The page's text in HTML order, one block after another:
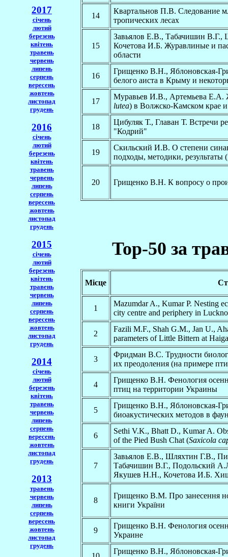
2017
січень
лютий
березень
квітень
травень
червень
липень
серпень
вересень
жовтень
листопад
грудень
2016
січень
лютий
березень
квітень
травень
червень
липень
серпень
вересень
жовтень
листопад
грудень
2015
січень
лютий
березень
квітень
травень
червень
липень
серпень
вересень
жовтень
листопад
грудень
2014
січень
лютий
березень
квітень
травень
червень
липень
серпень
вересень
жовтень
листопад
грудень
2013
травень
червень
липень
серпень
вересень
жовтень
листопад
грудень
14
Квартальнов П.В. Следование
тропических лесах
15
Завьялов Е.В., Табачишин
Кочетова И.Б. Журавлиные и
области
16
Грищенко В.Н., Яблоновская-
белого аиста в Крыму и
17
Муравьев И.В., Артемьева Е.А.
lutea) в Волжско-Камском крае
18
Цибуляк Т., Главан Т. Встречи
"Кодрий"
19
Скильский И.В. О степени
подходы, методики,
20 Грищенко В.Н. К вопросу о
Top-50 за
Місце
1
Mazumdar A., Kumar P. Nesting
city centre and periphery in
2
Fazili M.F., Shah G.M., Jan U.,
parameters of Little Bittern at
3
Фридман В.С. Трудности
их преодоления (на примере
4
Грищенко В.Н. Фенология
птиц на территории Украины
5
Грищенко В.Н., Яблоновская-
биоакустических методов в
6
Sethi V.K., Bhatt D., Kumar A.
of the Pied Bush Chat (Saxicola
7
Завьялов Е.В., Шляхтин Г.В.,
Табачишин В.Г., Подольский
Якушев Н.Н., Кочетова И.Б.
8
Грищенко В.М. Про занесення
книги України
9
Грищенко В.Н. Фенология
Украине
Грищенко В.Н., Яблоновская-